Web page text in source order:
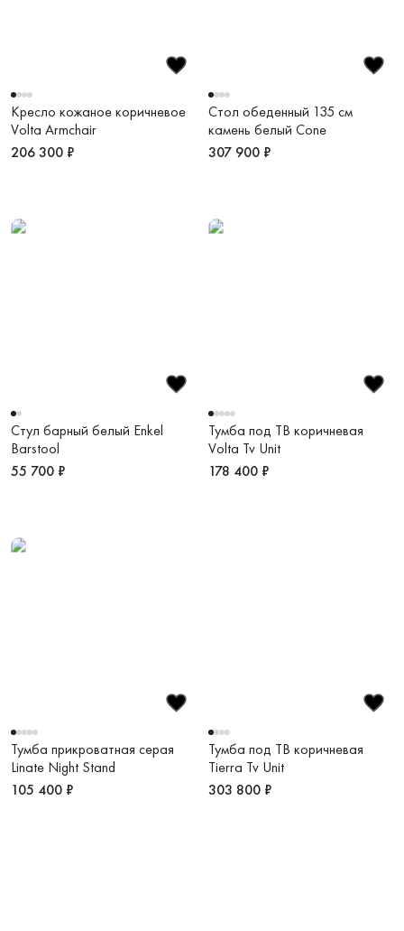
Кресло кожаное коричневое
Volta Armchair
206 300 ₽
Стол обеденный 135 см
камень белый Cone
307 900 ₽
Стул барный белый Enkel
Barstool
55 700 ₽
Тумба под ТВ коричневая
Volta Tv Unit
178 400 ₽
Тумба прикроватная серая
Linate Night Stand
105 400 ₽
Тумба под ТВ коричневая
Tierra Tv Unit
303 800 ₽